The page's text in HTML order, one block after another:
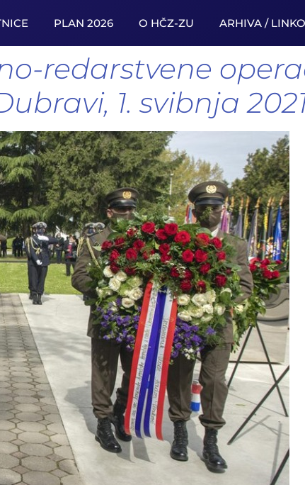
PLAN 2026 O HČZ-ZU ARHIVA /
redarstvene
1. svibnja